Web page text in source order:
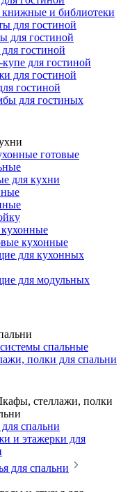
и библиотеки
для гостиной
для гостиной
гостиной
для гостиной
для гостиной
гостиной
для гостиных
готовые
для кухни
кухонные
для кухонных
для модульных
спальные
полки для спальни
стеллажи, полки
спальни
и этажерки для
для спальни